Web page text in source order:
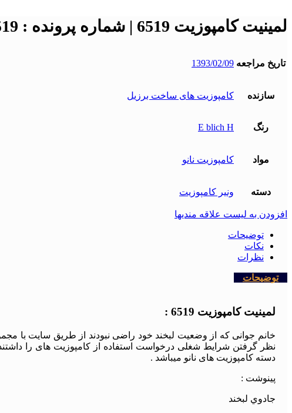
لمینیت کامپوزیت 6519 | شماره پرونده : 6519
تاریخ مراجعه 1393/02/09
سازنده کامپوزیت های ساخت برزیل
رنگ E blich H
مواد کامپوزیت نانو
دسته ونیر کامپوزیت
افزودن به لیست علاقه مندیها
توضیحات
نکات
نظرات
توضیحات
لمینیت کامپوزیت 6519 :
خانم جوانی که از وضعیت لبخند خود راضی نبودند از طریق سایت با
دسته کامپوزیت های نانو میباشد .
پینوشت :
جادوي لبخند